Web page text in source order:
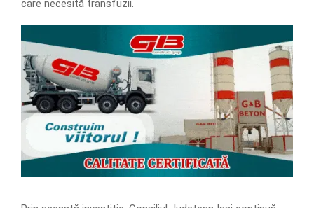
care necesită transfuzii.